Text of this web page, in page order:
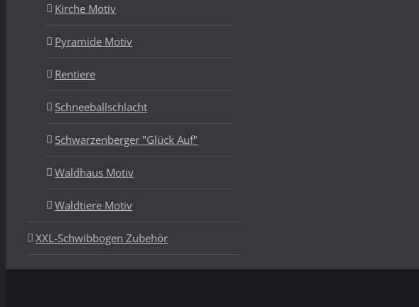
Kirche Motiv
Pyramide Motiv
Rentiere
Schneeballschlacht
Schwarzenberger "Glück Auf"
Waldhaus Motiv
Waldtiere Motiv
XXL-Schwibbogen Zubehör